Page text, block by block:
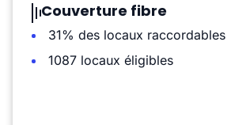
Couverture fibre
31% des locaux raccordables
1087 locaux éligibles